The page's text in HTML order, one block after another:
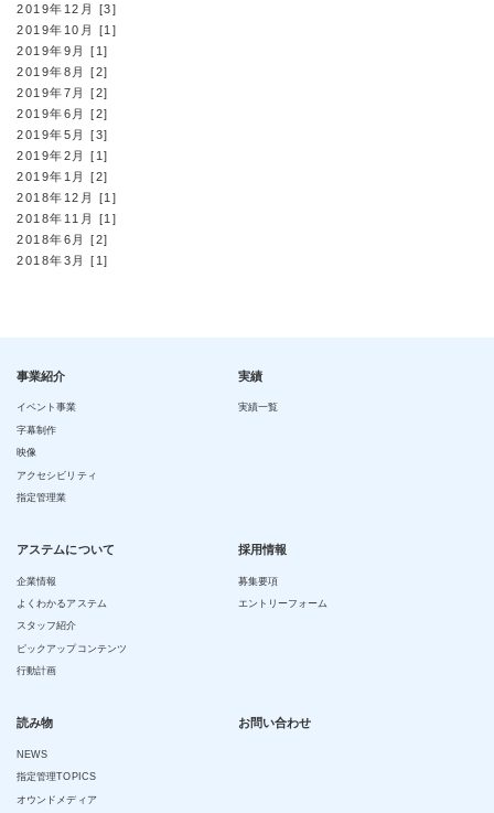
2019年12月 [3]
2019年10月 [1]
2019年9月 [1]
2019年8月 [2]
2019年7月 [2]
2019年6月 [2]
2019年5月 [3]
2019年2月 [1]
2019年1月 [2]
2018年12月 [1]
2018年11月 [1]
2018年6月 [2]
2018年3月 [1]
事業紹介
イベント事業
字幕制作
映像
アクセシビリティ
指定管理業
実績
実績一覧
アステムについて
企業情報
よくわかるアステム
スタッフ紹介
ピックアップコンテンツ
行動計画
採用情報
募集要項
エントリーフォーム
読み物
NEWS
指定管理TOPICS
オウンドメディア
お問い合わせ